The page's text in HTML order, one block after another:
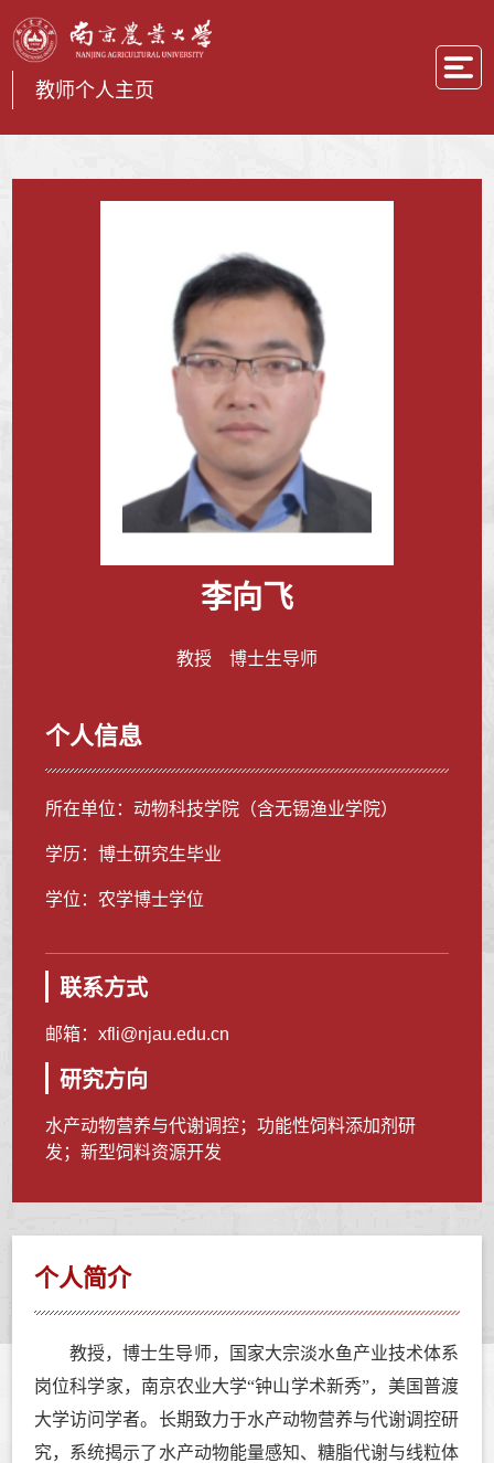
教师个人主页
李向飞
教授 博士生导师
个人信息
所在单位：动物科技学院（含无锡渔业学院）
学历：博士研究生毕业
学位：农学博士学位
联系方式
邮箱：xfli@njau.edu.cn
研究方向
水产动物营养与代谢调控；功能性饲料添加剂研
发；新型饲料资源开发
个人简介
教授，博士生导师，国家大宗淡水鱼产业技术体系
岗位科学家，南京农业大学“钟山学术新秀”，美国普渡
大学访问学者。长期致力于水产动物营养与代谢调控研
究，系统揭示了水产动物能量感知、糖脂代谢与线粒体